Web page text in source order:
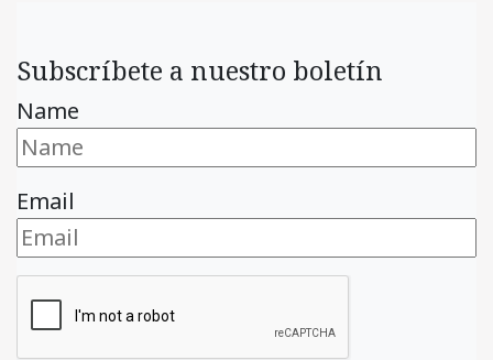
Subscríbete a nuestro boletín
Name
Email